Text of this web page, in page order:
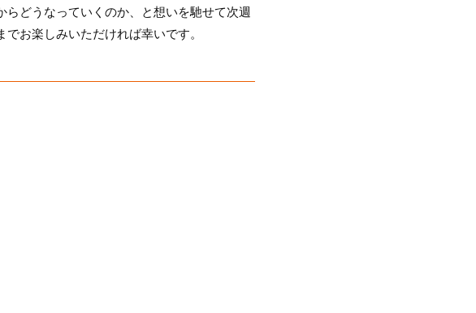
どうなっていくのか、と想いを馳せて次週
お楽しみいただければ幸いです。